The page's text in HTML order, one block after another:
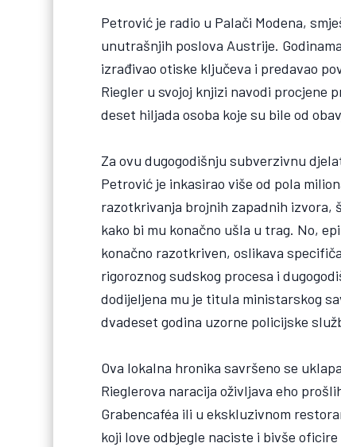
Petrović je radio u Palači Modena,
unutrašnjih poslova Austrije.
izrađivao otiske ključeva i predavao
Riegler u svojoj knjizi navodi procjene
deset hiljada osoba koje su bile od
Za ovu dugogodišnju subverzivnu
Petrović je inkasirao više od pola
razotkrivanja brojnih zapadnih izvora,
kako bi mu konačno ušla u trag. No,
konačno razotkriven, oslikava
rigoroznog sudskog procesa i
dodijeljena mu je titula ministarskog
dvadeset godina uzorne policijske
Ova lokalna hronika savršeno se
Rieglerova naracija oživljava eho
Grabencaféa ili u ekskluzivnom
koji love odbjegle naciste i bivše